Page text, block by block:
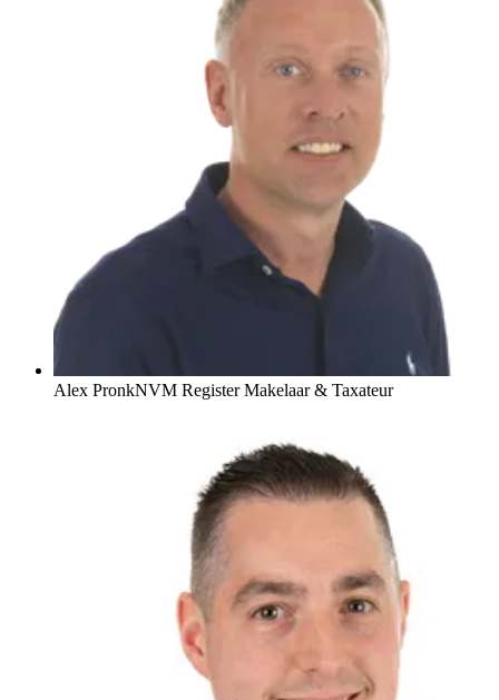
Alex PronkNVM Register Makelaar & Taxateur